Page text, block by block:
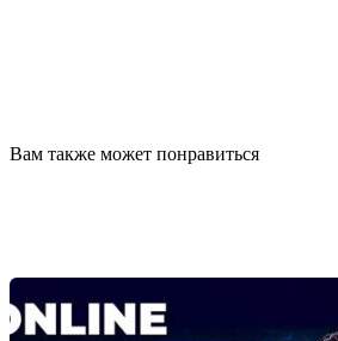
Вам также может понравиться